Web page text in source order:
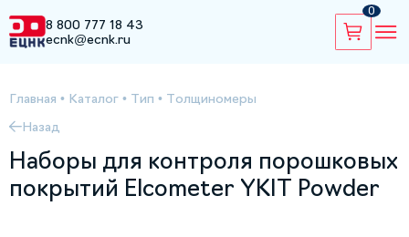
8 800 777 18 43
ecnk@ecnk.ru
0
Главная • Каталог • Тип • Толщиномеры
Назад
Наборы для контроля порошковых
покрытий Elcometer YKIT Powder